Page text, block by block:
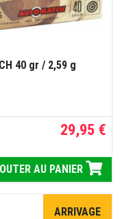
40 gr / 2,59 g
29,95 €
AU PANIER
ARRIVAGE